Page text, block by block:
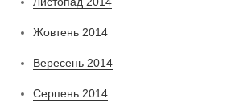
Жовтень 2014
Вересень 2014
Серпень 2014